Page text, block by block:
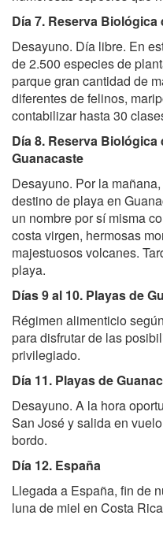
Día 7. Reserva Biológica
Desayuno. Día libre. En
de 2.500 especies de
parque gran cantidad de
diferentes de felinos,
contabilizar hasta 30
Día 8. Reserva
Guanacaste
Desayuno. Por la
destino de playa en
un nombre por sí misma
costa virgen, hermosas
majestuosos volcanes.
playa.
Días 9 al 10. Playas de
Régimen alimenticio
para disfrutar de las
privilegiado.
Día 11. Playas de
Desayuno. A la hora
San José y salida en
bordo.
Día 12. España
Llegada a España, fin de
luna de miel en Costa Rica